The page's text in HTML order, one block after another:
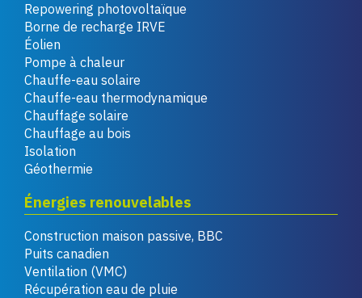
Repowering photovoltaïque
Borne de recharge IRVE
Éolien
Pompe à chaleur
Chauffe-eau solaire
Chauffe-eau thermodynamique
Chauffage solaire
Chauffage au bois
Isolation
Géothermie
Énergies renouvelables
Construction maison passive, BBC
Puits canadien
Ventilation (VMC)
Récupération eau de pluie